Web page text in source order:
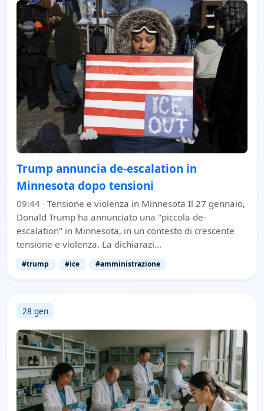
Trump annuncia de-escalation in
Minnesota dopo tensioni
09:44 · Tensione e violenza in Minnesota Il 27 gennaio,
Donald Trump ha annunciato una "piccola de-
escalation" in Minnesota, in un contesto di crescente
tensione e violenza. La dichiarazi…
#trump #ice #amministrazione
28 gen